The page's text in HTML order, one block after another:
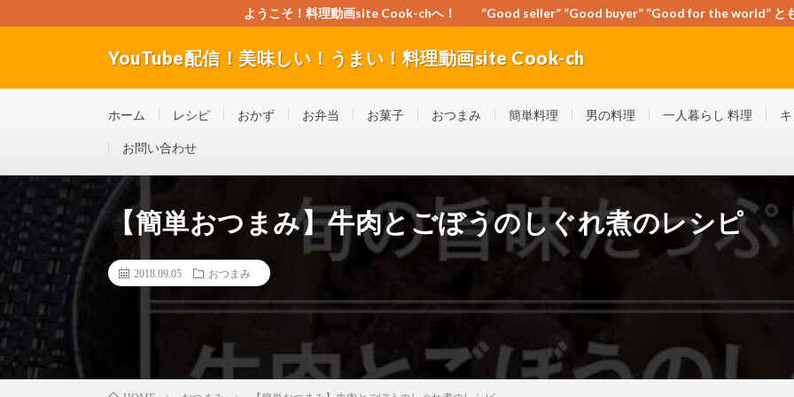
ようこそ！料理動画site Cook-chへ！ ”Good seller” ”Good buyer” ”Good for the world” と
YouTube配信！美味しい！うまい！料理動画site Cook-ch
ホーム レシピ おかず お弁当 お菓子 おつまみ 簡単料理 男の料理 一人暮らし 料理
お問い合わせ
【簡単おつまみ】牛肉とごぼうのしぐれ煮のレシピ
2018.09.05 おつまみ